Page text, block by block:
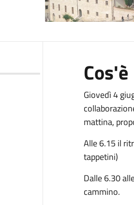
Cos'è
Giovedì 4
mattina,
Alle 6.15 il
tappetini)
Dalle 6.30
cammino.